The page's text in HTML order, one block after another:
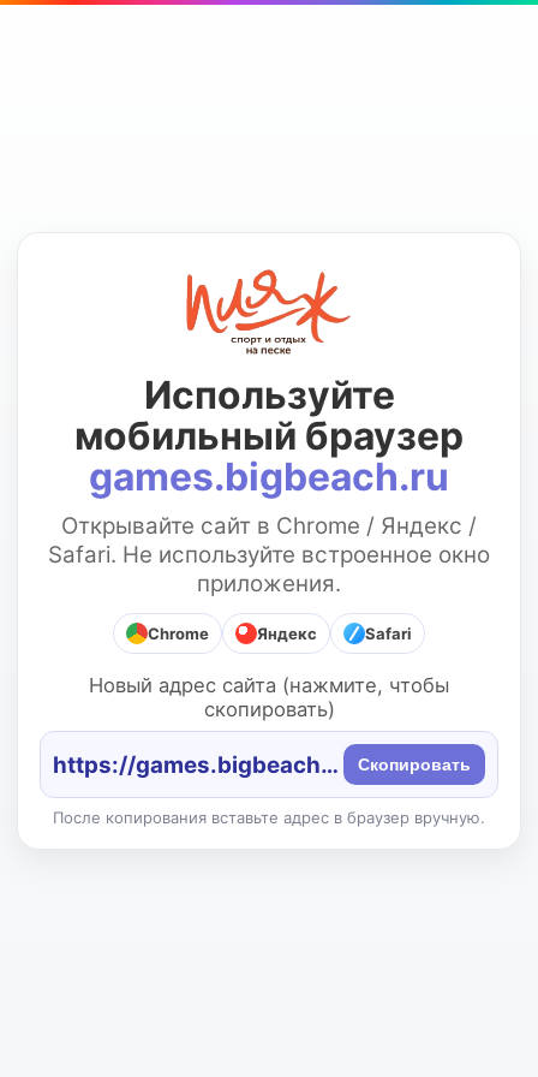
Используйте
мобильный браузер
games.bigbeach.ru
Открывайте сайт в Chrome / Яндекс /
Safari. Не используйте встроенное окно
приложения.
Chrome Яндекс Safari
Новый адрес сайта (нажмите, чтобы
скопировать)
https://games.bigbeach.ru/ Скопировать
После копирования вставьте адрес в браузер вручную.